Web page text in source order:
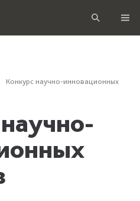
Конкурс научно-инновационных